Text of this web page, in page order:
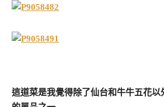
這道菜是我覺得除了仙台和牛牛五花以